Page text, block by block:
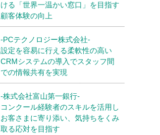
ける「世界一温かい窓口」を目指す
顧客体験の向上
-PCテクノロジー株式会社-
設定を容易に行える柔軟性の高い
CRMシステムの導入でスタッフ間
での情報共有を実現
-株式会社富山第一銀行-
コンクール経験者のスキルを活用し
お客さまに寄り添い、気持ちをくみ
取る応対を目指す